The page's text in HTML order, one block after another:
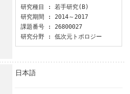
研究種目 : 若手研究(B)
研究期間 : 2014～2017
課題番号 : 26800027
研究分野 : 低次元トポロジー
日本語